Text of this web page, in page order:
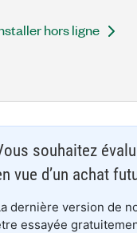
hors ligne
souhaitez
vue d’un achat
dernière version de
essayée